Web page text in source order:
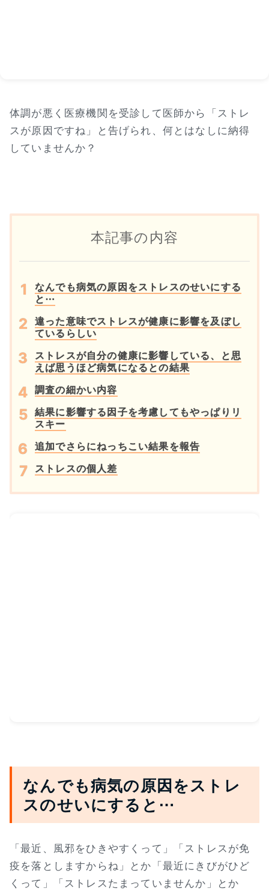
体調が悪く医療機関を受診して医師から「ストレ
スが原因ですね」と告げられ、何とはなしに納得
していませんか？
本記事の内容
なんでも病気の原因をストレスのせいにする
と⋯
違った意味でストレスが健康に影響を及ぼし
ているらしい
ストレスが自分の健康に影響している、と思
えば思うほど病気になるとの結果
調査の細かい内容
結果に影響する因子を考慮してもやっぱりリ
スキー
追加でさらにねっちこい結果を報告
ストレスの個人差
なんでも病気の原因をストレ
スのせいにすると⋯
「最近、風邪をひきやすくって」「ストレスが免
疫を落としますからね」とか「最近にきびがひど
くって」「ストレスたまっていませんか」とか